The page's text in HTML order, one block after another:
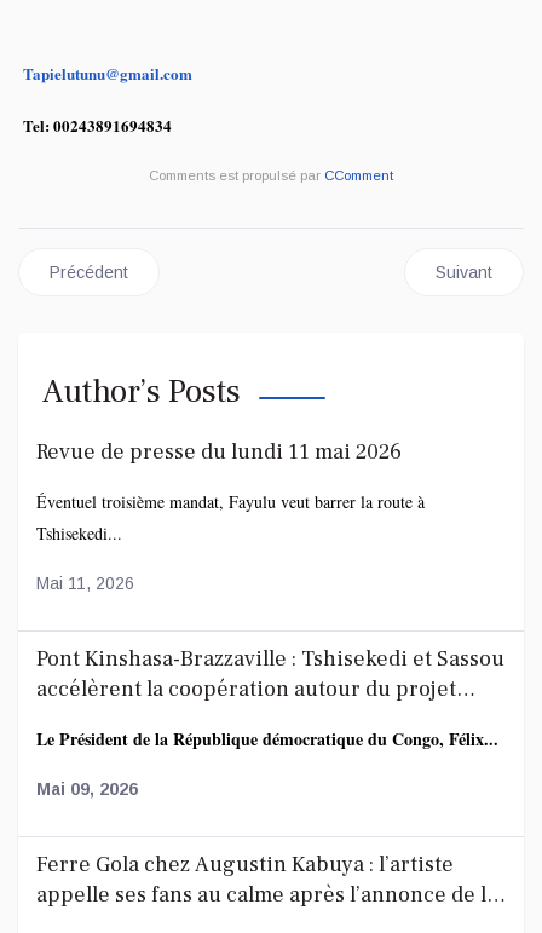
Tapielutunu@gmail.com
Tel: 00243891694834
Comments est propulsé par CComment
Article précédent : Revue de presse du jeudi 23 avril 2026
Précédent Article
Suivant
Author’s Posts
Revue de presse du lundi 11 mai 2026
Éventuel troisième mandat, Fayulu veut barrer la route à
Tshisekedi...
Mai 11, 2026
Pont Kinshasa-Brazzaville : Tshisekedi et Sassou
accélèrent la coopération autour du projet
Le Président de la République démocratique du Congo, Félix...
Mai 09, 2026
Ferre Gola chez Augustin Kabuya : l’artiste
appelle ses fans au calme après l’annonce de la